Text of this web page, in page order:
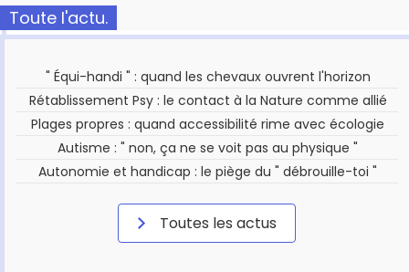
Toute l'actu.
" Équi-handi " : quand les chevaux ouvrent l'horizon
Rétablissement Psy : le contact à la Nature comme allié
Plages propres : quand accessibilité rime avec écologie
Autisme : " non, ça ne se voit pas au physique "
Autonomie et handicap : le piège du " débrouille-toi "
Toutes les actus